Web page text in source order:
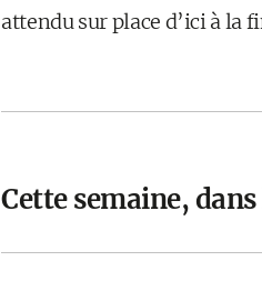
attendu sur place d’ici à la
Cette semaine,